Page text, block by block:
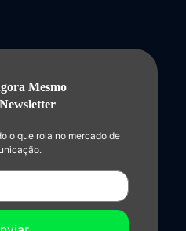
Mesmo
o que rola no mercado de